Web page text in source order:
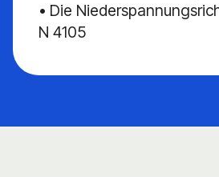
• Die
N 4105